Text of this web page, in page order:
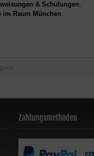
& Schulungen,
im Raum München
Zahlungsmethoden